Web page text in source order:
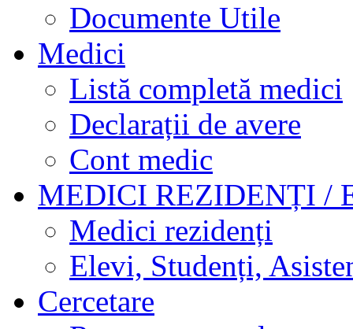
Documente Utile
Medici
Listă completă medici
Declarații de avere
Cont medic
MEDICI REZIDENȚI /
Medici rezidenți
Elevi, Studenți,
Cercetare